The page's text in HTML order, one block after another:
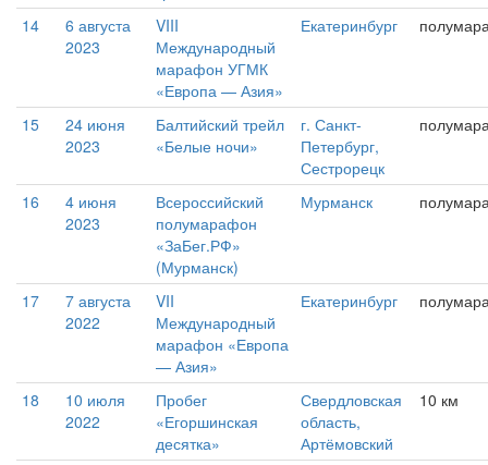
14
6 августа
2023
VIII
Международный
марафон УГМК
«Европа — Азия»
Екатеринбург
15
24 июня
2023
Балтийский трейл
«Белые ночи»
г. Санкт-
Петербург,
Сестрорецк
16
4 июня
2023
Всероссийский
полумарафон
«ЗаБег.РФ»
(Мурманск)
Мурманск
17
7 августа
2022
VII
Международный
марафон «Европа
— Азия»
Екатеринбург
18
10 июля
2022
Пробег
«Егоршинская
десятка»
Свердловская
область,
Артёмовский
10 км